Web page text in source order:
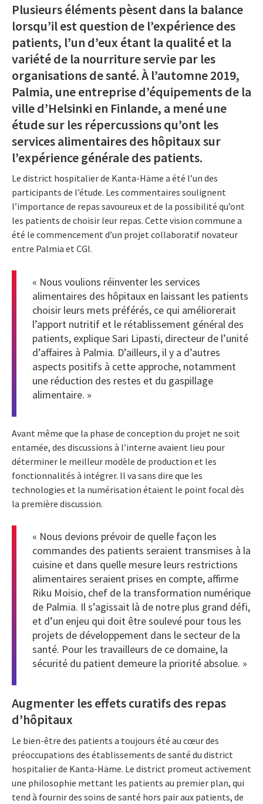
Plusieurs éléments pèsent dans la balance
lorsqu’il est question de l’expérience des
patients, l’un d’eux étant la qualité et la
variété de la nourriture servie par les
organisations de santé. À l’automne 2019,
Palmia, une entreprise d’équipements de la
ville d’Helsinki en Finlande, a mené une
étude sur les répercussions qu’ont les
services alimentaires des hôpitaux sur
l’expérience générale des patients.
Le district hospitalier de Kanta-Häme a été l’un des
participants de l’étude. Les commentaires soulignent
l’importance de repas savoureux et de la possibilité qu’ont
les patients de choisir leur repas. Cette vision commune a
été le commencement d’un projet collaboratif novateur
entre Palmia et CGI.
« Nous voulions réinventer les services
alimentaires des hôpitaux en laissant les patients
choisir leurs mets préférés, ce qui améliorerait
l’apport nutritif et le rétablissement général des
patients, explique Sari Lipasti, directeur de l’unité
d’affaires à Palmia. D’ailleurs, il y a d’autres
aspects positifs à cette approche, notamment
une réduction des restes et du gaspillage
alimentaire. »
Avant même que la phase de conception du projet ne soit
entamée, des discussions à l’interne avaient lieu pour
déterminer le meilleur modèle de production et les
fonctionnalités à intégrer. Il va sans dire que les
technologies et la numérisation étaient le point focal dès
la première discussion.
« Nous devions prévoir de quelle façon les
commandes des patients seraient transmises à la
cuisine et dans quelle mesure leurs restrictions
alimentaires seraient prises en compte, affirme
Riku Moisio, chef de la transformation numérique
de Palmia. Il s’agissait là de notre plus grand défi,
et d’un enjeu qui doit être soulevé pour tous les
projets de développement dans le secteur de la
santé. Pour les travailleurs de ce domaine, la
sécurité du patient demeure la priorité absolue. »
Augmenter les effets curatifs des repas
d’hôpitaux
Le bien-être des patients a toujours été au cœur des
préoccupations des établissements de santé du district
hospitalier de Kanta-Häme. Le district promeut activement
une philosophie mettant les patients au premier plan, qui
tend à fournir des soins de santé hors pair aux patients, de